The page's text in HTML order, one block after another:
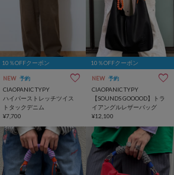
10％OFFクーポン
NEW 予約
CIAOPANIC TYPY
ハイパーストレッチツイス
トタックデニム
¥7,700
10％OFFクーポン
NEW 予約
CIAOPANIC TYPY
【SOUNDS GOOOOD】トラ
イアングルレザーバッグ
¥12,100